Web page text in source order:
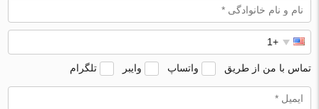
تماس با من از طریق واتساپ وایبر تلگرام